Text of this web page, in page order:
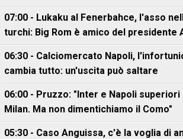
07:00 - Lukaku al Fenerbahce, l'asso
turchi: Big Rom è amico del presidente
06:30 - Calciomercato Napoli,
cambia tutto: un'uscita può saltare
06:00 - Pruzzo: "Inter e Napoli superiori
Milan. Ma non dimentichiamo il Como"
05:30 - Caso Anguissa, c'è la voglia di